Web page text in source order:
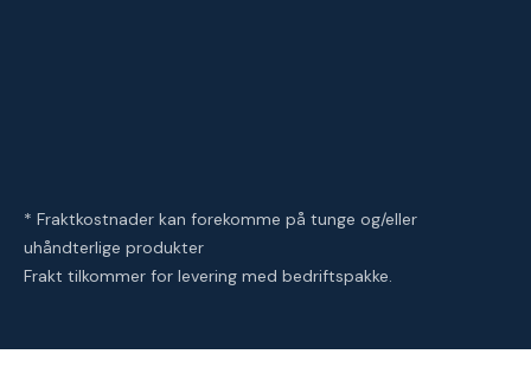
* Fraktkostnader kan forekomme på tunge og/eller
uhåndterlige produkter
Frakt tilkommer for levering med bedriftspakke.